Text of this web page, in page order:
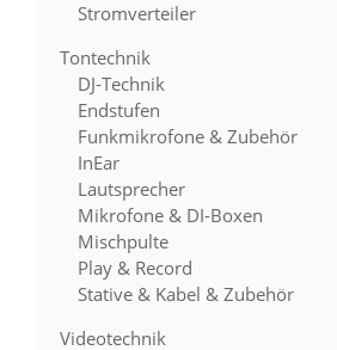
Stromverteiler
Tontechnik
DJ-Technik
Endstufen
Funkmikrofone & Zubehör
InEar
Lautsprecher
Mikrofone & DI-Boxen
Mischpulte
Play & Record
Stative & Kabel & Zubehör
Videotechnik